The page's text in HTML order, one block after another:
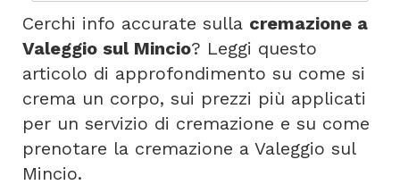
Cerchi info accurate sulla cremazione a
Valeggio sul Mincio? Leggi questo
articolo di approfondimento su come si
crema un corpo, sui prezzi più applicati
per un servizio di cremazione e su come
prenotare la cremazione a Valeggio sul
Mincio.